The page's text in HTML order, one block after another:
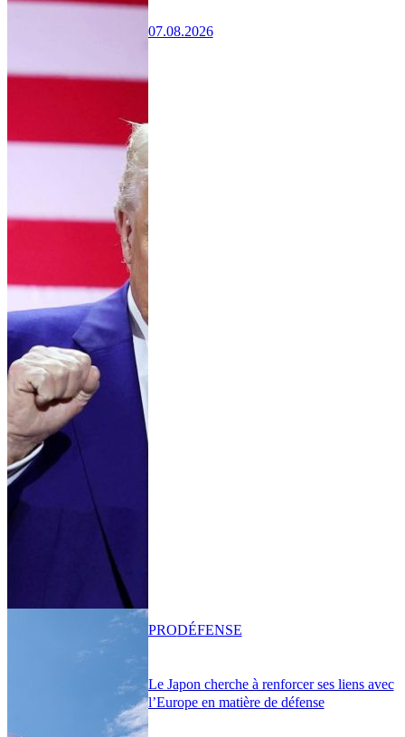
07.08.2026
Le Japon cherche à renforcer ses liens avec
l’Europe en matière de défense
PRODÉFENSE